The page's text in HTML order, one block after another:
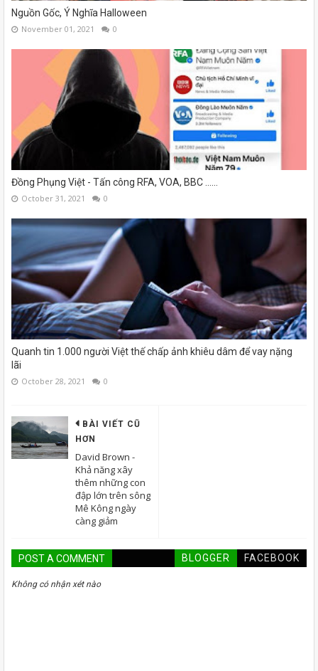
Nguồn Gốc, Ý Nghĩa Halloween
November 01, 2021 0
Đồng Phụng Việt - Tấn công RFA, VOA, BBC ......
October 31, 2021 0
Quanh tin 1.000 người Việt thế chấp ảnh khiêu dâm để vay nặng
lãi
October 28, 2021 0
BÀI VIẾT CŨ
HƠN
David Brown -
Khả năng xây
thêm những con
đập lớn trên sông
Mê Kông ngày
càng giảm
POST A COMMENT BLOGGER FACEBOOK
Không có nhận xét nào